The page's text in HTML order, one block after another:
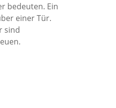
bedeuten. Ein
einer Tür.
sind